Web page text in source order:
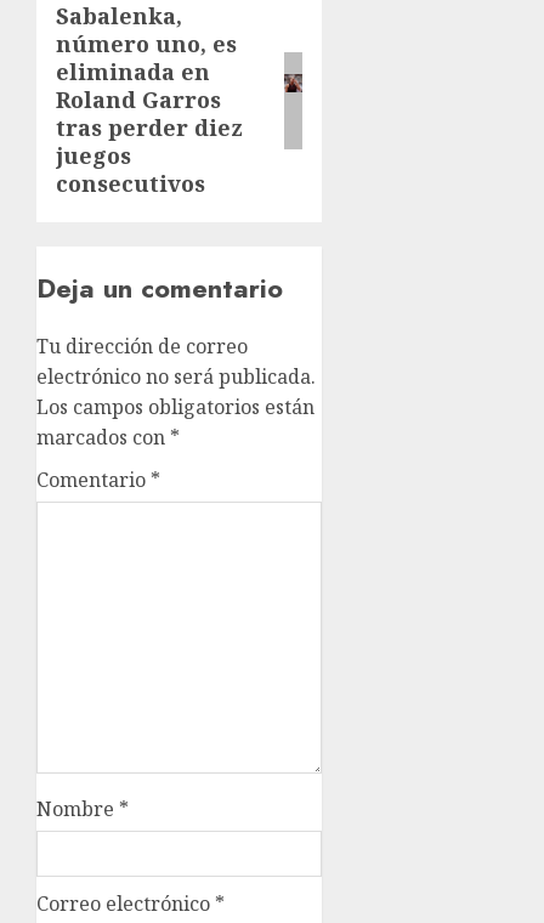
Sabalenka,
número uno, es
eliminada en
Roland Garros
tras perder diez
juegos
consecutivos
Deja un comentario
Tu dirección de correo
electrónico no será publicada.
Los campos obligatorios están
marcados con *
Comentario *
Nombre *
Correo electrónico *